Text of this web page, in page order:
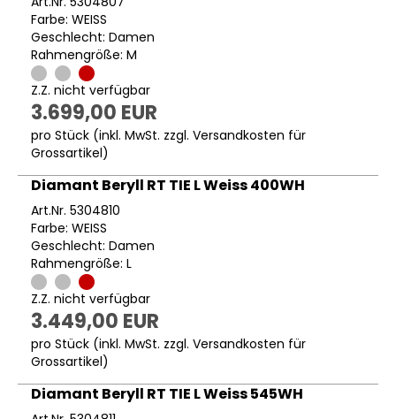
Farbe: WEISS
Geschlecht: Damen
Rahmengröße: M
Z.Z. nicht verfügbar
3.699,00 EUR
pro Stück (inkl. MwSt. zzgl. Versandkosten für
Grossartikel)
Diamant Beryll RT TIE L Weiss 400WH
Art.Nr. 5304810
Farbe: WEISS
Geschlecht: Damen
Rahmengröße: L
Z.Z. nicht verfügbar
3.449,00 EUR
pro Stück (inkl. MwSt. zzgl. Versandkosten für
Grossartikel)
Diamant Beryll RT TIE L Weiss 545WH